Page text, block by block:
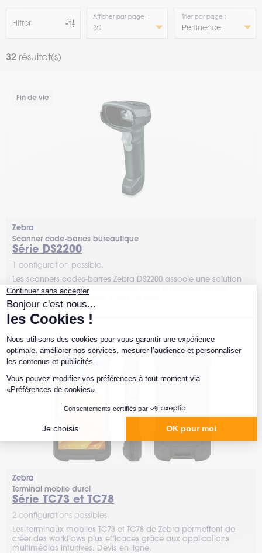
32 résultat(s)
Filtrer
Afficher par page : Trier par page :
Fin de vie
Zebra
Scanner code-barres bureautique
Série DS2200
1 configuration possible.
Les scanners codes-barres Zebra DS2200 associe une solution
de lecture durcie et ergonomique avec un confort et une
portée de lecture longue. Devis en ligne.
Fin de vie
Zebra
Terminal mobile durci
Série TC73 et TC78
2 configurations possibles.
Les terminaux mobiles TC73 et TC78 de Zebra permettent de
créer des workflows plus efficaces grâce aux applications
multimédias intuitives. Devis en ligne.